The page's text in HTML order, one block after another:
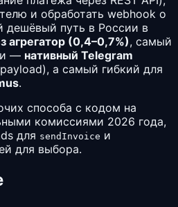
и обработать webhook о
дешёвый путь в России в
агрегатор (0,4–0,7%), самый
— нативный Telegram
а самый гибкий для
.
способа с кодом на
комиссиями 2026 года,
для sendInvoice и
для выбора.